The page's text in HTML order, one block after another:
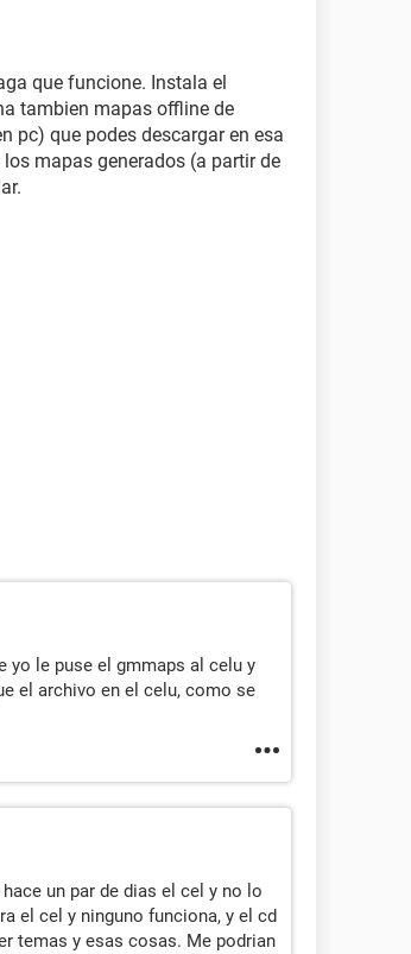
que funcione. Instala el
tambien mapas offline de
pc) que podes descargar en esa
mapas generados (a partir de
yo le puse el gmmaps al celu y
el archivo en el celu, como se
un par de dias el cel y no lo
el cel y ninguno funciona, y el cd
temas y esas cosas. Me podrian